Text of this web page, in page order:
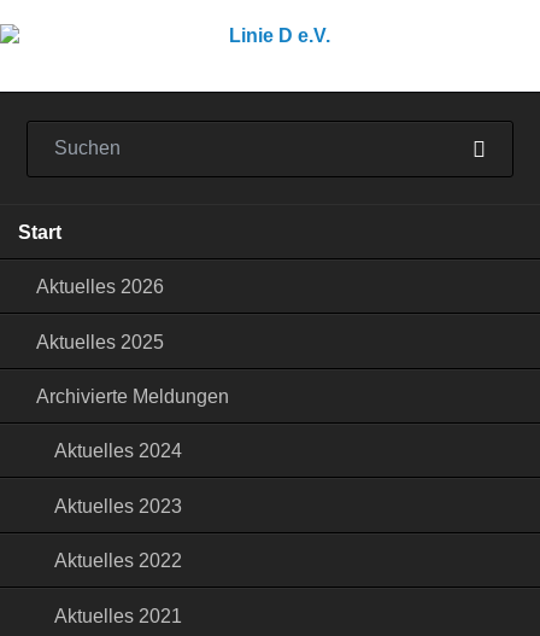
Start
Aktuelles 2026
Aktuelles 2025
Archivierte Meldungen
Aktuelles 2024
Aktuelles 2023
Aktuelles 2022
Aktuelles 2021